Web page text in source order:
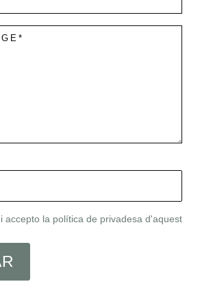
accepto la política de privadesa d'aquest